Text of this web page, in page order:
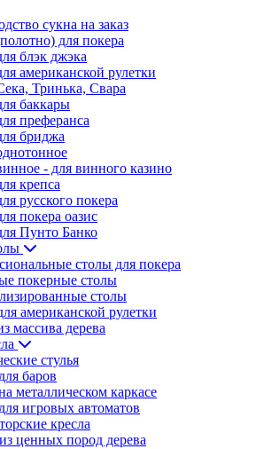
сукна на заказ
для покера
блэк джэка
американской рулетки
Тринька, Свара
баккары
преферанса
бриджа
- для винного казино
крепса
русского покера
покера оазис
Пунто Банко
столы для покера
покерные столы
столы
американской рулетки
массива дерева
стулья
баров
металлическом каркасе
игровых автоматов
кресла
ценных пород дерева